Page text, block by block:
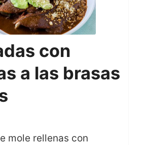
con
a las brasas
mole rellenas con